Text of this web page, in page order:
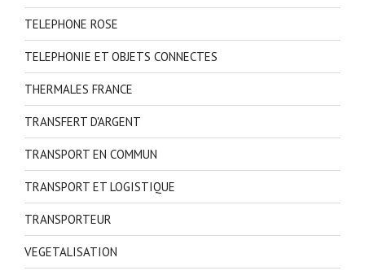
TELEPHONE ROSE
TELEPHONIE ET OBJETS CONNECTES
THERMALES FRANCE
TRANSFERT D'ARGENT
TRANSPORT EN COMMUN
TRANSPORT ET LOGISTIQUE
TRANSPORTEUR
VEGETALISATION